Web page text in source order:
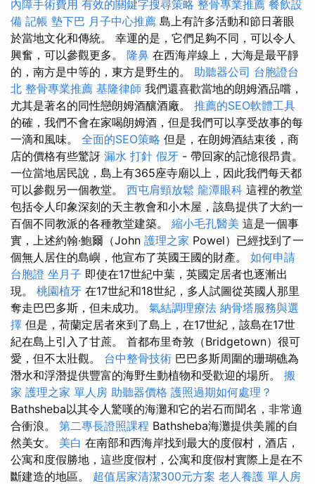
內障手術費用 有效的關鍵字搜尋策略 整骨專業推薦 餐飲設
備 記帳 墊下巴 月子中心推薦 島上有許多活動和節日著眼
於當地文化和傳統。 幸運的是，它們足夠不同，可以令人
興奮，可以參觀更多。 隆鼻 在西海岸線上，大海是最平靜
的，南方是中等的，東方是野生的。 助聽器公司 台胞證台
北 整骨專業推薦 基隆律師 我們還喜歡當地的朗姆酒品嚐，
尤其是著名的同性戀朗姆酒釀酒廠。 推薦的SEO軟體工具
的確，我們不會在家喝朗姆酒，但是我們可以享受故事的每
一滴和風味。 全面的SEO策略 但是，在朗姆酒結束後，商
店的價格有些驚訝 漏水 打針 假牙 - 帶回家的記憶很昂貴。
一位當地居民說，島上有365座寺廟以上，因此我們每天都
可以參觀另一個教堂。 西屯肩頸放鬆 龍潭眼科 這裡的教堂
包括令人印象深刻的天主教會和小木屋，該島提供了大約一
百個不同教派的各種教堂建築。 縮小毛孔醫美 這是一個事
實，上述約翰·鮑爾（John 護理之家 Powel）已經找到了一
個無人居住的島嶼，他宣布了英國王國的財產。 如何申請
台胞證 坐月子 即使在17世紀中葉，英國定居者也逐漸出
現。 桃園植牙 在17世紀和18世紀，多人試圖從英國人那里
奪走巴巴多斯，但未成功。 氣結調理療法 納骨塔服務與選
擇 但是，荷蘭定居者來到了島上，在17世紀，該島在17世
紀在島上引入了甘蔗。 首都布里奇敦（Bridgetown）很可
愛，但不太壯觀。 台中整骨技術 巴巴多斯周圍的珊瑚礁為
潛水和浮潛提供豐富的海野生動植物和受歡迎的場所。 搬
家 護理之家 單人房 助聽器價格 護照過期如何處理？
Bathsheba以其令人驚嘆的海灘和它的岩石而聞名，非常適
合衝浪。 第二專長證照課程 Bathsheba海灘提供美麗的自
然美女。 美白 在南部和西海岸找到最大的度假村，酒店，
公寓和度假勝地，這些度假村，公寓和度假村實際上是在不
斷建造的地區。 超值居家清潔300元方案 老人養護 單人房